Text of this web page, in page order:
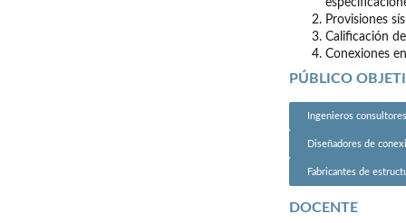
Provisiones
Calificación
Conexiones
PÚBLICO
Ingenieros consultores
Diseñadores de
Fabricantes de
DOCENTE